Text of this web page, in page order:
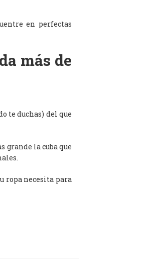
en perfectas
más de
te duchas) del que
grande la cuba que
ropa necesita para